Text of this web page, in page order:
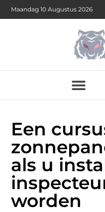
Maandag 10 Augustus 2026
Een
als u
worden